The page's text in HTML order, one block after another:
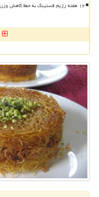
۱۲ هفته رژیم فستینگ به حفظ کاهش وزن در یک سال بعد کمک نماید